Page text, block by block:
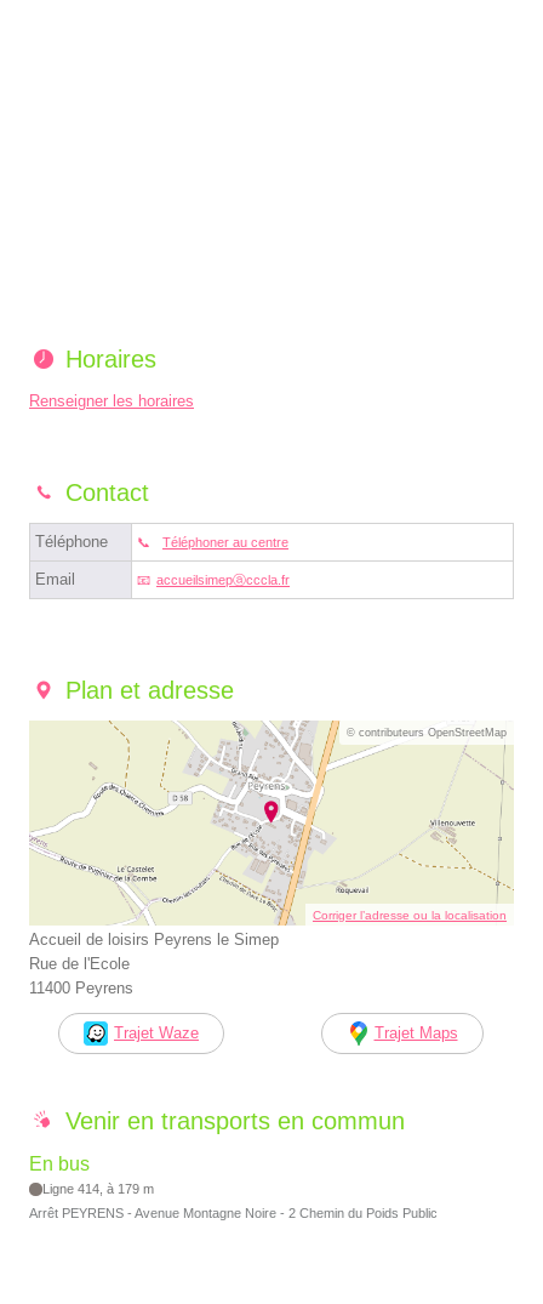
Horaires
Renseigner les horaires
Contact
Téléphone Téléphoner au centre
Email accueilsimepⓐcccla.fr
Plan et adresse
© contributeurs OpenStreetMap
Corriger l’adresse ou la localisation
Accueil de loisirs Peyrens le Simep
Rue de l'Ecole
11400 Peyrens
Trajet Waze Trajet Maps
Venir en transports en commun
En bus
Ligne 414, à 179 m
Arrêt PEYRENS - Avenue Montagne Noire - 2 Chemin du Poids Public